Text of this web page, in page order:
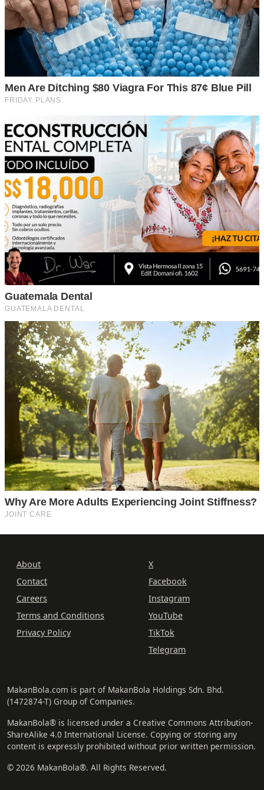
About
Contact
Careers
Terms and Conditions
Privacy Policy
X
Facebook
Instagram
YouTube
TikTok
Telegram
MakanBola.com is part of MakanBola Holdings Sdn. Bhd.
(1472874-T) Group of Companies.
MakanBola® is licensed under a Creative Commons Attribution-
ShareAlike 4.0 International License. Copying or storing any
content is expressly prohibited without prior written permission.
© 2026 MakanBola®. All Rights Reserved.